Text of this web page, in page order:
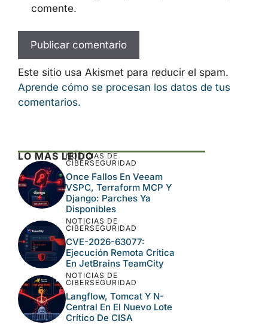
comente.
Este sitio usa Akismet para reducir el spam.
Aprende cómo se procesan los datos de tus
comentarios.
LO MÁS LEÍDO
NOTICIAS DE
CIBERSEGURIDAD
Once Fallos En Veeam
VSPC, Terraform MCP Y
Django: Parches Ya
Disponibles
NOTICIAS DE
CIBERSEGURIDAD
CVE-2026-63077:
Ejecución Remota Crítica
En JetBrains TeamCity
NOTICIAS DE
CIBERSEGURIDAD
Langflow, Tomcat Y N-
Central En El Nuevo Lote
Crítico De CISA